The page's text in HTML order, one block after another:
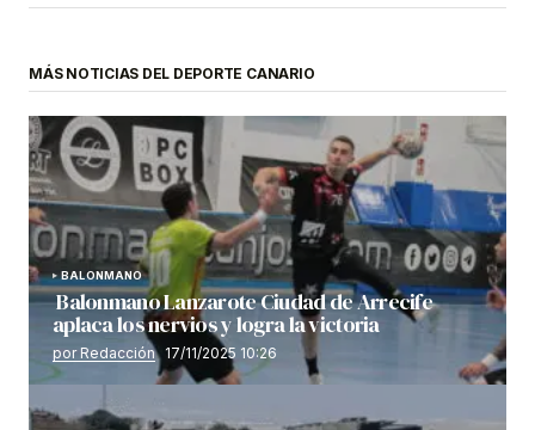
MÁS NOTICIAS DEL DEPORTE CANARIO
BALONMANO
Balonmano Lanzarote Ciudad de Arrecife
aplaca los nervios y logra la victoria
por Redacción 17/11/2025 10:26